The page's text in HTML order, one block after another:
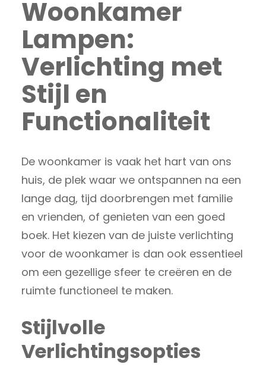
Woonkamer
Lampen:
Verlichting met
Stijl en
Functionaliteit
De woonkamer is vaak het hart van ons
huis, de plek waar we ontspannen na een
lange dag, tijd doorbrengen met familie
en vrienden, of genieten van een goed
boek. Het kiezen van de juiste verlichting
voor de woonkamer is dan ook essentieel
om een gezellige sfeer te creëren en de
ruimte functioneel te maken.
Stijlvolle
Verlichtingsopties